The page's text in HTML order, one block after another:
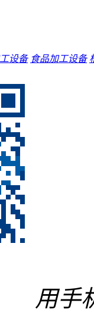
设备 食品加工设备
用手